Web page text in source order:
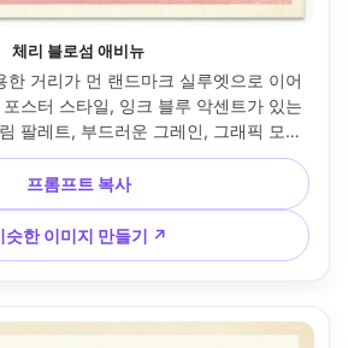
체리 블로섬 애비뉴
한 거리가 먼 랜드마크 실루엣으로 이어
스터 스타일, 잉크 블루 악센트가 있는
팔레트, 부드러운 그레인, 그래픽 모양
위한 넓은 네거티브 공간, 미묘한 호일
리프 레터링 플레이스홀더, 깔끔한 테두
렌즈, 얕은 피사계 깊이, 부드러운
영화 조명 --ar 4:5
프롬프트 복사
슷한 이미지 만들기 ↗